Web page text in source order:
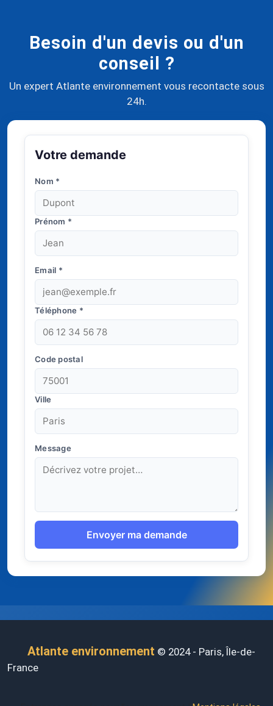
Besoin d'un devis ou d'un
conseil ?
Un expert Atlante environnement vous recontacte sous
24h.
Votre demande
Nom *
Prénom *
Email *
Téléphone *
Code postal
Ville
Message
Envoyer ma demande
Atlante environnement © 2024 - Paris, Île-de-
France